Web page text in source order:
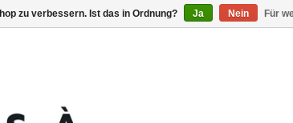
zu verbessern. Ist das in Ordnung? Ja Nein Für